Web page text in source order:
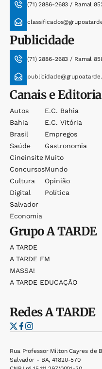
(71) 2886-2683 / Ramal
Publicidade
(71) 2886-2683 / Ramal
Canais e
Autos
Bahia
Brasil
Saúde
Cineinsite
Concursos
Cultura
Digital
Salvador
Economia
E.c. Bahia
E.c. Vitória
Empregos
Gastronomia
Muito
Mundo
Opinião
Política
GrupoA TARDE
A TARDE
A TARDE FM
MASSA!
A TARDE EDUCAÇÃO
RedesA TARDE
Rua Professor Milton Cayres de
Salvador - BA, 41820-570